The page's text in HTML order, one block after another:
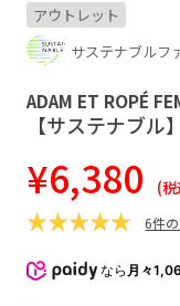
アウトレット
サステナブルフ
ADAM ET ROPÉ
【サステナブ
¥6,380 (
6件
なら 月々